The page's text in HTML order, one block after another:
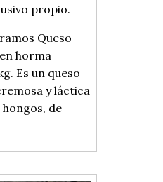
propio.
Queso
horma
Es un queso
y láctica
de